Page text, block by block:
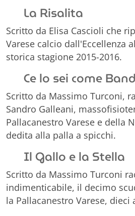
La Risalita
Scritto da Elisa Cascioli che
Varese calcio dall'Eccellenza
storica stagione 2015-2016.
Ce lo sei come
Scritto da Massimo Turconi,
Sandro Galleani,
Pallacanestro Varese e della
dedita alla palla a spicchi.
Il Gallo e la Stella
Scritto da Massimo Turconi
indimenticabile, il decimo
la Pallacanestro Varese, dieci